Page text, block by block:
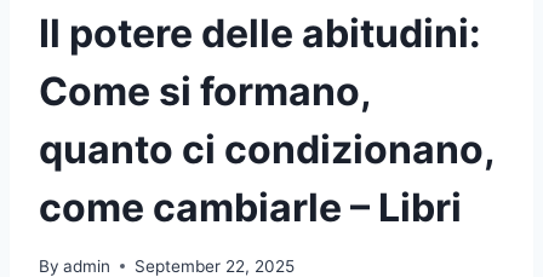
Il potere delle abitudini:
Come si formano,
quanto ci condizionano,
come cambiarle – Libri
By admin September 22, 2025